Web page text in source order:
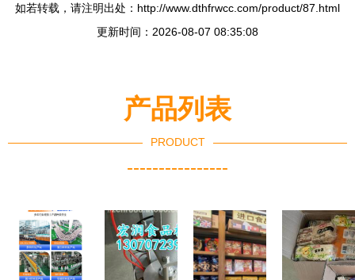
如若转载，请注明出处：http://www.dthfrwcc.com/product/87.html
更新时间：2026-08-07 08:35:08
产品列表
PRODUCT
----------------